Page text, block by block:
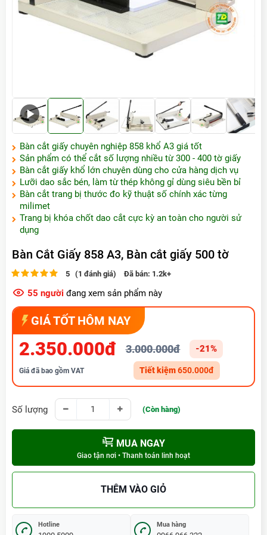
Xem video
Bàn cắt giấy chuyên nghiệp 858 khổ A3 giá tốt
Sản phẩm có thể cắt số lượng nhiều từ 300 - 400 tờ giấy
Bàn cắt giấy khổ lớn chuyên dùng cho cửa hàng dịch vụ
Lưỡi dao sắc bén, làm từ thép không gỉ dùng siêu bền bỉ
Bàn cắt trang bị thước đo kỹ thuật số chính xác từng
milimet
Trang bị khóa chốt dao cắt cực kỳ an toàn cho người sử
dụng
Bàn Cắt Giấy 858 A3, Bàn cắt giấy 500 tờ
5 (1 đánh giá) Đã bán: 1.2k+
55 người đang xem sản phẩm này
GIÁ TỐT HÔM NAY
2.350.000đ 3.000.000đ -21%
Giá đã bao gồm VAT Tiết kiệm650.000đ
Số lượng (Còn hàng)
MUA NGAY
Giao tận nơi • Thanh toán linh hoạt
THÊM VÀO GIỎ
Hotline Mua hàng